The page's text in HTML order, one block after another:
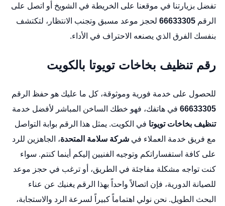
تفضل بزيارتنا في موقعنا على الخريطة في الشويخ أو اتصل على
الرقم 66633305لحجز موعد مسبق وتجنب الانتظار، لتكتشف
بنفسك الفرق الذي يصنعه الاحتراف في الأداء.
رقم تنظيف بخاخات تويوتا بالكويت
للحصول على خدمة فورية وموثوقة، كل ما عليك هو حفظ الرقم
66633305في هاتفك، فهو خطك الساخن المباشر لأفضل خدمة
تنظيف بخاخات تويوتا في الكويت. يمثل هذا الرقم بوابة التواصل
مع فريق خدمة العملاء في شركة سلامة المتحدة، الجاهزين للرد
على كافة استفساراتكم وتوجيه الفنيين إليكم أينما كنتم. سواء
كنت تواجه مشكلة مفاجئة في الطريق، أو ترغب في حجز موعد
للصيانة الدورية، فإن اتصالاً واحداً بهذا الرقم يغنيك عن عناء
البحث الطويل. نحن نولي اهتماماً كبيراً لسرعة الرد والاستجابة،